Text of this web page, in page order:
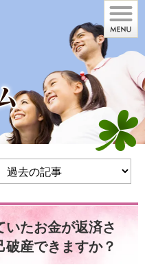
いたお金が返済さ
産できますか？